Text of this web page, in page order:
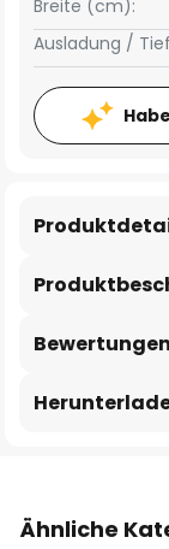
Breite (cm):
Ausladung /
Bewertungen
Ähnliche